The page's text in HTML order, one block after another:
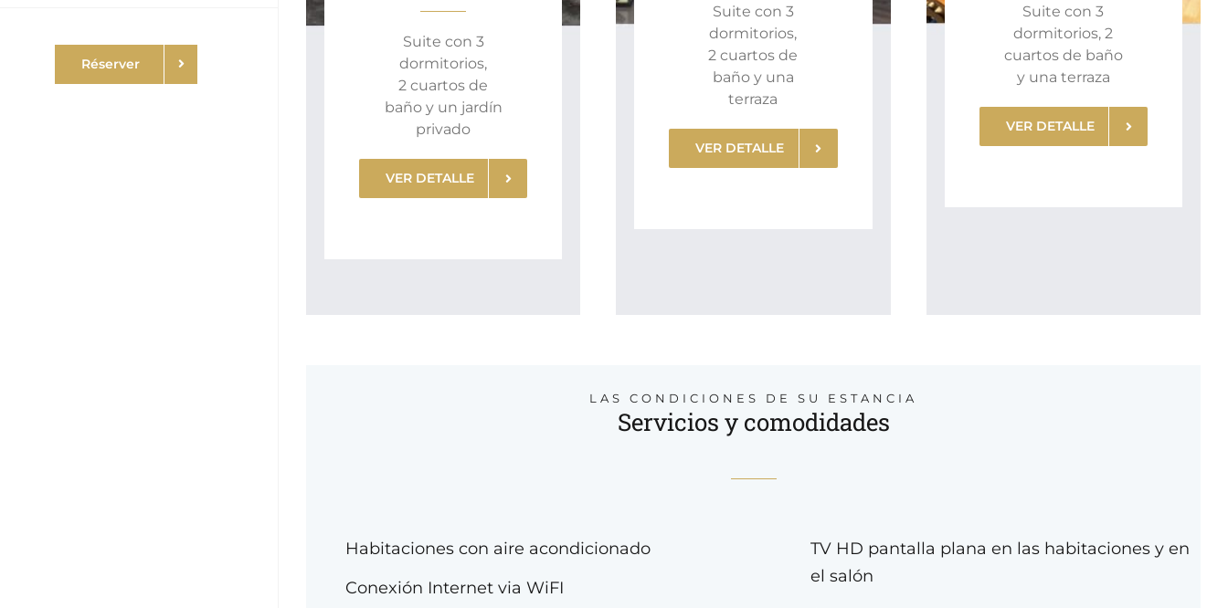
Réserver
Suite con 3
dormitorios,
2 cuartos de
baño y un jardín
privado
VER DETALLE
Suite con 3
dormitorios,
2 cuartos de
baño y una
terraza
VER DETALLE
Suite con 3
dormitorios, 2
cuartos de baño
y una terraza
VER DETALLE
LAS CONDICIONES DE SU ESTANCIA
Servicios y comodidades
Habitaciones con aire acondicionado
Conexión Internet via WiFI
TV HD pantalla plana en las habitaciones y en
el salón